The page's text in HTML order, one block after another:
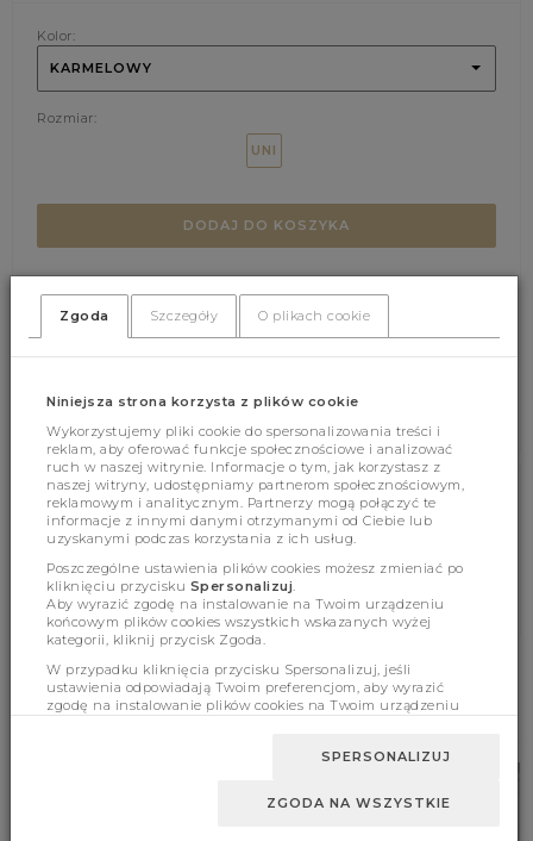
Kolor:
KARMELOWY
Rozmiar:
UNI
DODAJ DO KOSZYKA
Cechy produktu
Wymiary
BESTSELLERY
Zgoda Szczegóły O plikach cookie
Niniejsza strona korzysta z plików cookie
Wykorzystujemy pliki cookie do spersonalizowania treści i
reklam, aby oferować funkcje społecznościowe i analizować
ruch w naszej witrynie. Informacje o tym, jak korzystasz z
naszej witryny, udostępniamy partnerom społecznościowym,
reklamowym i analitycznym. Partnerzy mogą połączyć te
informacje z innymi danymi otrzymanymi od Ciebie lub
uzyskanymi podczas korzystania z ich usług.
Poszczególne ustawienia plików cookies możesz zmieniać po
kliknięciu przycisku Spersonalizuj
Aby wyrazić zgodę na instalowanie na Twoim urządzeniu
końcowym plików cookies wszystkich wskazanych wyżej
kategorii, kliknij przycisk Zgoda.
W przypadku kliknięcia przycisku Spersonalizuj, jeśli
ustawienia odpowiadają Twoim preferencjom, aby wyrazić
zgodę na instalowanie plików cookies na Twoim urządzeniu
SPERSONALIZUJ
ZGODA NA WSZYSTKIE